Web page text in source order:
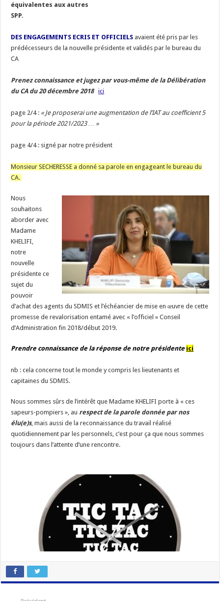
équivalentes aux autres
SPP.
DES ENGAGEMENTS ECRIS ET OFFICIELS avaient été pris par les
prédécesseurs de la nouvelle présidente et validés par le bureau du
CA
Prenez connaissance et jugez par vous-même de la Délibération
du CA du 20 décembre 2018 ici
page 2/4 : « Je proposerai une augmentation de l’IAT au coefficient 5
pour la période 2021/2023 … »
page 4/4 : signé par notre président
Monsieur SECHERESSE a donné sa parole en engageant le bureau du
CA.
Nous
souhaitons
aborder avec
Madame
KHELIFI,
notre
nouvelle
présidente ce
sujet du
pouvoir
d’achat des agents du SDMIS et l’échéancier de mise en œuvre de cette
promesse de revalorisation entamé avec « l’officiel » Conseil
d’Administration fin 2018/début 2019.
Prendre connaissance de la réponse de notre présidente ici
nb : cela concerne tout le monde y compris les lieutenants et
capitaines du SDMIS.
Nous sommes sûrs de l’intérêt que Madame KHELIFI porte à « ces
sapeurs-pompiers », au respect de la parole donnée par nos
élu(e)s, mais aussi de la reconnaissance du travail réalisé
quotidiennement par les personnels, c’est pour ça que nous sommes
toujours dans l’attente d’une rencontre.